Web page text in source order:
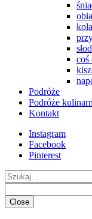
coś
Podróże
Podróże
Kontakt
Instagram
Facebook
Pinterest
Szukaj
Close